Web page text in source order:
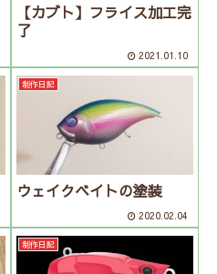
【カブト】フライス加工完
了
2021.01.10
制作日記
ウェイクベイトの塗装
2020.02.04
制作日記